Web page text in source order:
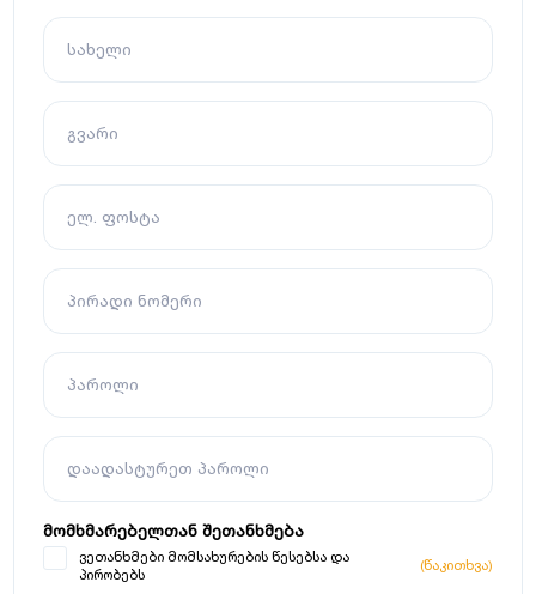
სახელი
გვარი
ელ. ფოსტა
პირადი ნომერი
პაროლი
დაადასტურეთ პაროლი
მომხმარებელთან შეთანხმება
ვეთანხმები მომსახურების წესებსა და
პირობებს
(წაკითხვა)